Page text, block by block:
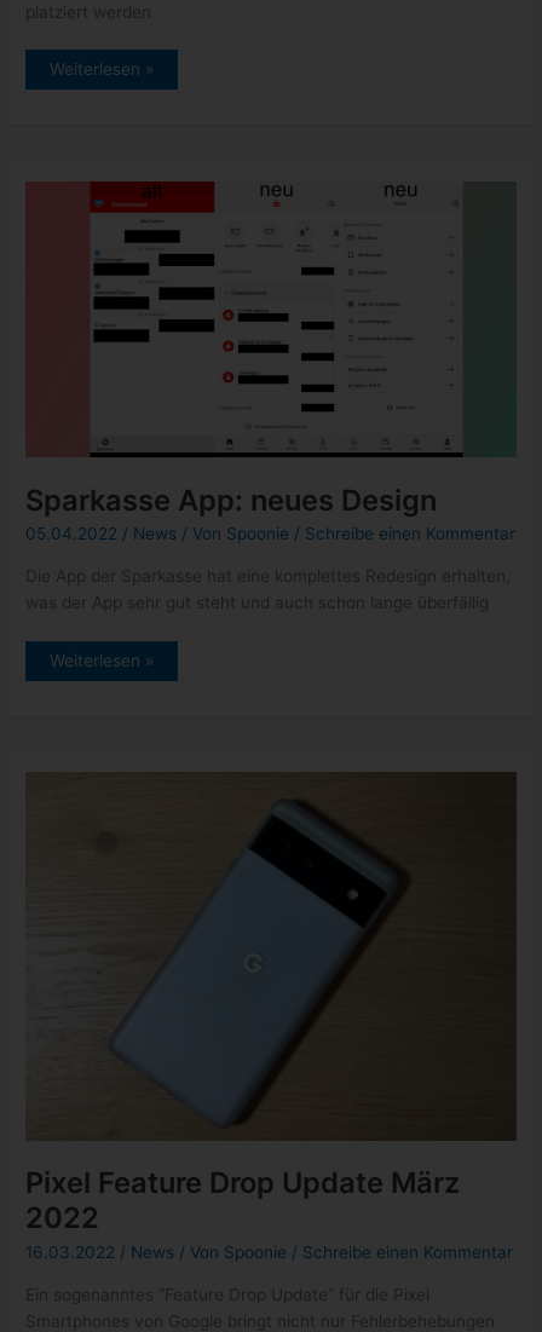
platziert werden
Google
Weiterlesen »
Sparkasse App: neues Design
05.04.2022 / News / Von Spoonie / Schreibe einen Kommentar
Die App der Sparkasse hat eine komplettes Redesign erhalten,
was der App sehr gut steht und auch schon lange überfällig
Sparkasse
Weiterlesen »
Pixel Feature Drop Update März
2022
16.03.2022 / News / Von Spoonie / Schreibe einen Kommentar
Ein sogenanntes “Feature Drop Update” für die Pixel
Smartphones von Google bringt nicht nur Fehlerbehebungen